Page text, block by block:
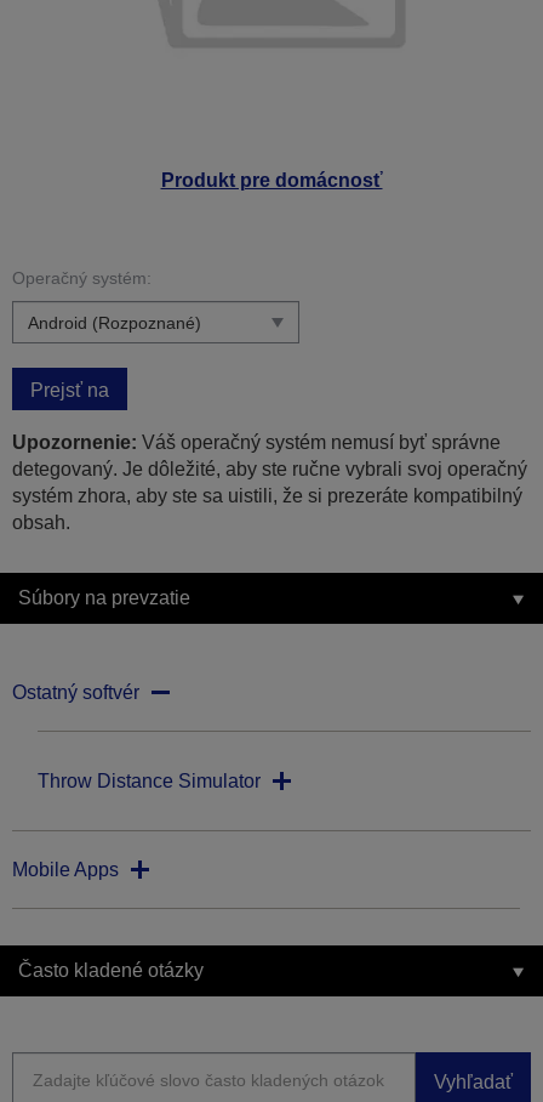
Produkt pre domácnosť
Operačný systém:
Prejsť na
Upozornenie: Váš operačný systém nemusí byť správne
detegovaný. Je dôležité, aby ste ručne vybrali svoj operačný
systém zhora, aby ste sa uistili, že si prezeráte kompatibilný
obsah.
Súbory na prevzatie
Ostatný softvér
Throw Distance Simulator
Mobile Apps
Často kladené otázky
Vyhľadať